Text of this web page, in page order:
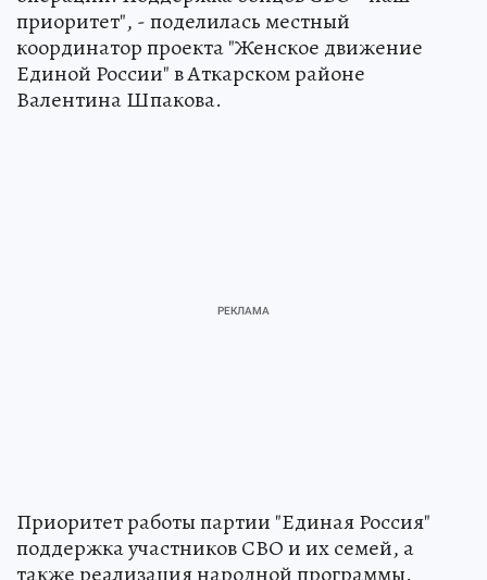
приоритет", - поделилась местный
координатор проекта "Женское движение
Единой России" в Аткарском районе
Валентина Шпакова.
Приоритет работы партии "Единая Россия"
поддержка участников СВО и их семей, а
также реализация народной программы.